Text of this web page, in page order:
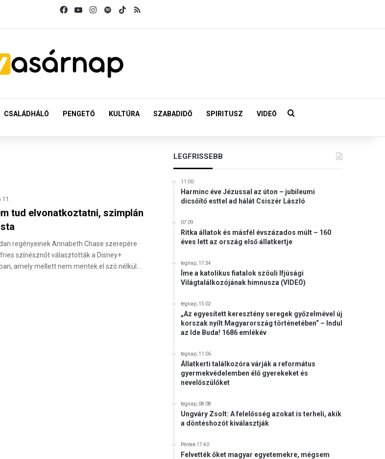
FacebookYouTubeInstagramSpotifyTikTokRSS
CSALÁDHÁLÓ PENGETŐ KULTÚRA SZABADIDŐ SPIRITUSZ VIDEÓ Keresés:
tud elvonatkoztatni, szimplán
regényeinek Annabeth Chase szerepére
színésznőt választották a Disney+
amely mellett nem mentek el szó nélkül…
LEGFRISSEBB
11:00
Harminc éve Jézussal az úton – jubileumi
dicsőítő esttel ad hálát Csiszér László
07:09
Ritka állatok és másfél évszázados múlt – 160
éves lett az ország első állatkertje
tegnap, 17:34
Íme a katolikus fiatalok szöuli Ifjúsági
Világtalálkozójának himnusza (VIDEÓ)
tegnap, 15:02
„Az egyesített keresztény seregek győzelmével új
korszak nyílt Magyarország történetében“ – Indul
az Ide Buda! 1686 emlékév
tegnap, 11:06
Állatkerti találkozóra várják a református
gyermekvédelemben élő gyerekeket és
nevelőszülőket
tegnap, 08:08
Ungváry Zsolt: A felelősség azokat is terheli, akik
a döntéshozót kiválasztják
Péntek 17:40
Felvették őket magyar egyetemekre, mégsem